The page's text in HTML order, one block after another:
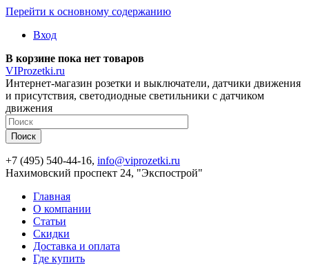
Перейти к основному содержанию
Вход
В корзине пока нет товаров
VIProzetki.ru
Интернет-магазин розетки и выключатели, датчики движения
и присутствия, светодиодные светильники с датчиком
движения
+7 (495) 540-44-16, info@viprozetki.ru
Нахимовский проспект 24, "Экспострой"
Главная
О компании
Статьи
Скидки
Доставка и оплата
Где купить